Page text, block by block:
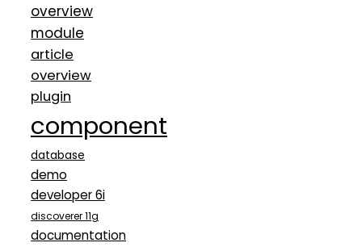
overview
module
article
overview
plugin
component
database
demo
developer 6i
discoverer 11g
documentation